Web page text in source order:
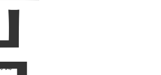
轨)